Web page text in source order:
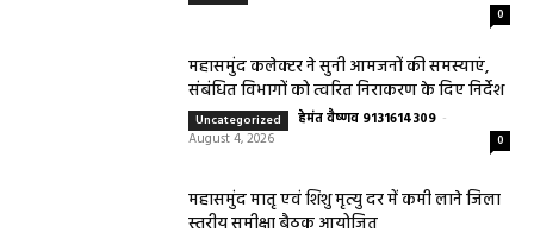
0
महासमुंद कलेक्टर ने सुनी आमजनों की समस्याएं,
संबंधित विभागों को त्वरित निराकरण के दिए निर्देश
Uncategorized हेमंत वैष्णव 9131614309 -
August 4, 2026
0
महासमुंद मातृ एवं शिशु मृत्यु दर में कमी लाने जिला
स्तरीय समीक्षा बैठक आयोजित